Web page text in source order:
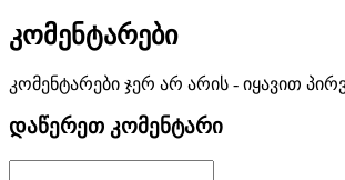
კომენტარები
კომენტარები ჯერ არ არის - იყავით
დაწერეთ კომენტარი